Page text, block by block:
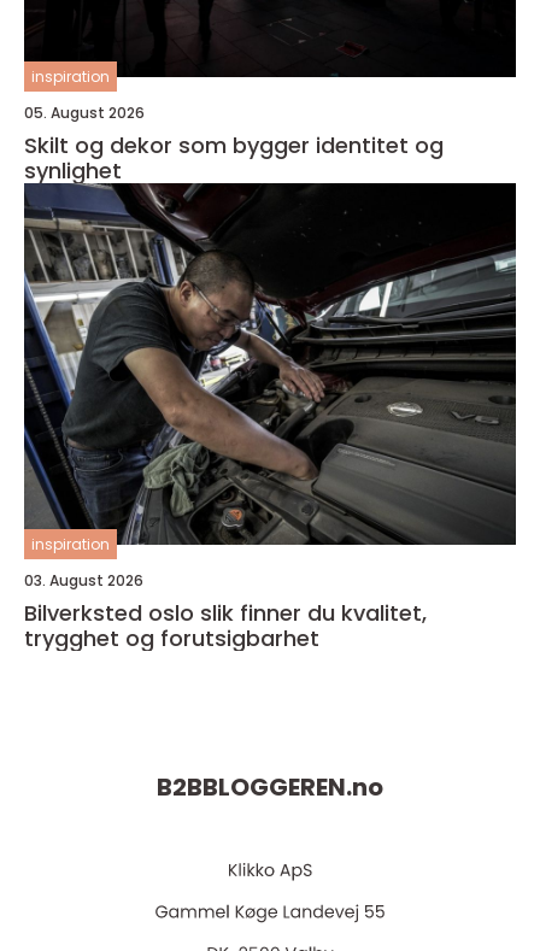
inspiration
05. August 2026
Skilt og dekor som bygger identitet og
synlighet
inspiration
03. August 2026
Bilverksted oslo slik finner du kvalitet,
trygghet og forutsigbarhet
B2BBLOGGEREN.no